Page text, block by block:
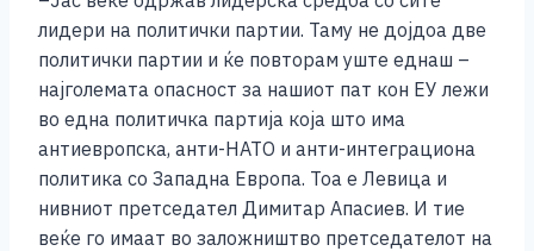
лидери на политички партии. Таму не дојдоа две
политички партии и ќе повторам уште еднаш –
најголемата опасност за нашиот пат кон ЕУ лежи
во една политичка партија која што има
антиевропска, анти-НАТО и анти-интеграциона
политика со Западна Европа. Тоа е Левица и
нивниот претседател Димитар Апасиев. И тие
веќе го имаат во заложништво претседателот на